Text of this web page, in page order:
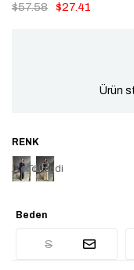
$57.58 $27.41
Ürün
TükendiTükendi
Beden
S